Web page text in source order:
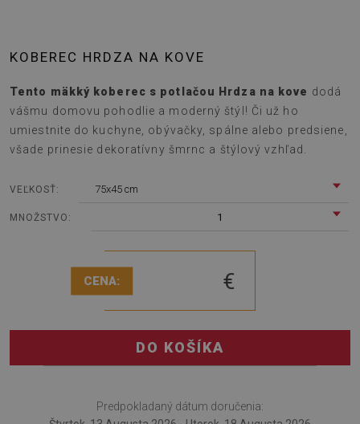
KOBEREC HRDZA NA KOVE
Tento mäkký koberec s potlačou Hrdza na kove dodá
vášmu domovu pohodlie a moderný štýl! Či už ho
umiestnite do kuchyne, obývačky, spálne alebo predsiene,
všade prinesie dekoratívny šmrnc a štýlový vzhľad.
VEĽKOSŤ: 75x45 cm
MNOŽSTVO: 1
CENA: €
DO KOŠÍKA
Predpokladaný dátum doručenia: